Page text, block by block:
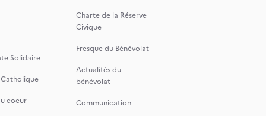
Solidaire
coeur
Charte de la Réserve
Civique
Fresque du Bénévolat
Actualités du
bénévolat
Communication